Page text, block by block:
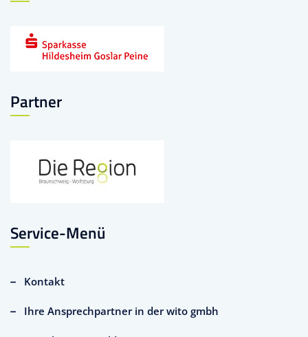
Partner
Service-Menü
Kontakt
Ihre Ansprechpartner in der wito gmbh